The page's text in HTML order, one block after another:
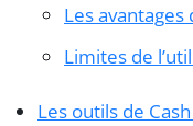
Les avantages
Limites de
Les outils de